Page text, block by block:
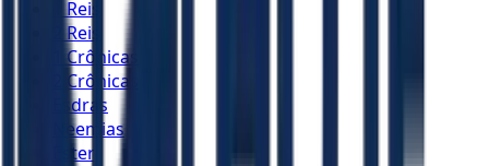
1 Reis
2 Reis
1 Crônicas
2 Crônicas
Esdras
Neemias
Ester